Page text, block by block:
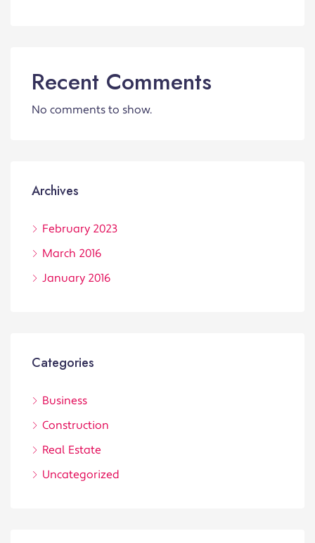
Recent Comments
No comments to show.
Archives
February 2023
March 2016
January 2016
Categories
Business
Construction
Real Estate
Uncategorized